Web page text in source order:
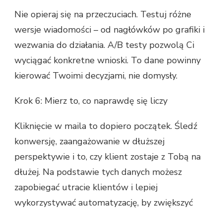
Nie opieraj się na przeczuciach. Testuj różne
wersje wiadomości – od nagłówków po grafiki i
wezwania do działania. A/B testy pozwolą Ci
wyciągać konkretne wnioski. To dane powinny
kierować Twoimi decyzjami, nie domysły.
Krok 6: Mierz to, co naprawdę się liczy
Kliknięcie w maila to dopiero początek. Śledź
konwersję, zaangażowanie w dłuższej
perspektywie i to, czy klient zostaje z Tobą na
dłużej. Na podstawie tych danych możesz
zapobiegać utracie klientów i lepiej
wykorzystywać automatyzację, by zwiększyć